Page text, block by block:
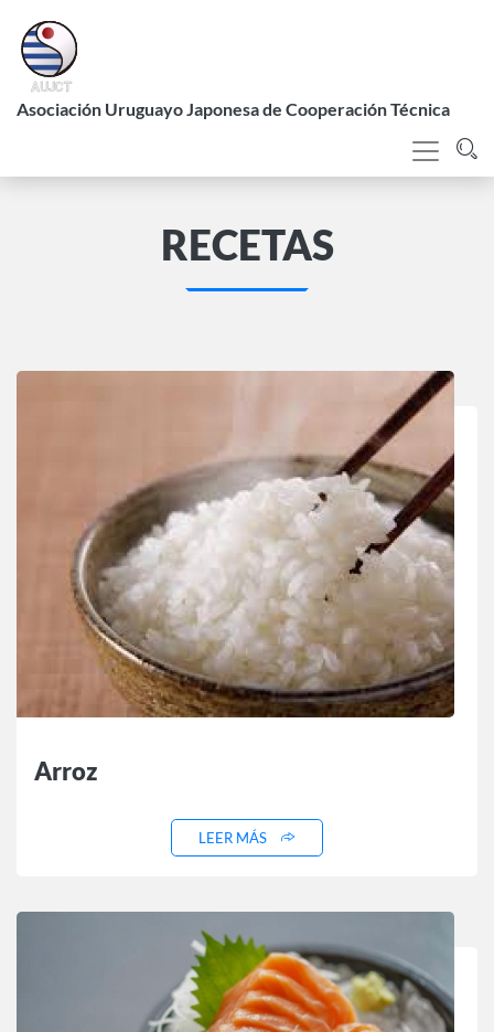
contenido
principal
Asociación Uruguayo Japonesa de Cooperación Técnica
RECETAS
Arroz
LEER MÁS